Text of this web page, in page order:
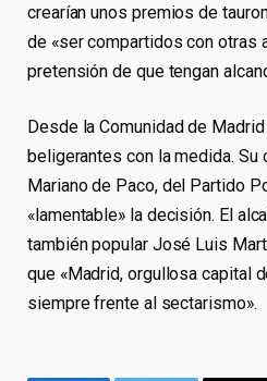
crearían unos premios de
de «ser compartidos con otras
pretensión de que tengan
Desde la Comunidad de
beligerantes con la medida. Su
Mariano de Paco, del Partido
«lamentable» la decisión. El
también popular José Luis
que «Madrid, orgullosa capital
siempre frente al sectarismo».